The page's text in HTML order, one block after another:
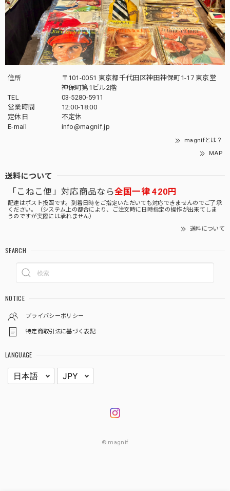
住所
〒101-0051 東京都千代田区神田神保町1-17 東京堂
神保町第1ビル2階
TEL
03-5280-5911
営業時間
12:00-18:00
定休日
不定休
E-mail
info@magnif.jp
magnifとは？
MAP
送料について
「こねこ便」対応商品なら全国一律 420円
配達はポスト投函です。到着日時をご指定いただいても対応できませんのでご了承
ください。（システム上の都合により、ご注文時に日時指定の操作が出来てしま
うのですが実際には承れません）
送料について
SEARCH
NOTICE
プライバシーポリシー
特定商取引法に基づく表記
LANGUAGE
© magnif